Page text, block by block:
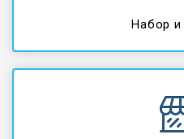
Набор